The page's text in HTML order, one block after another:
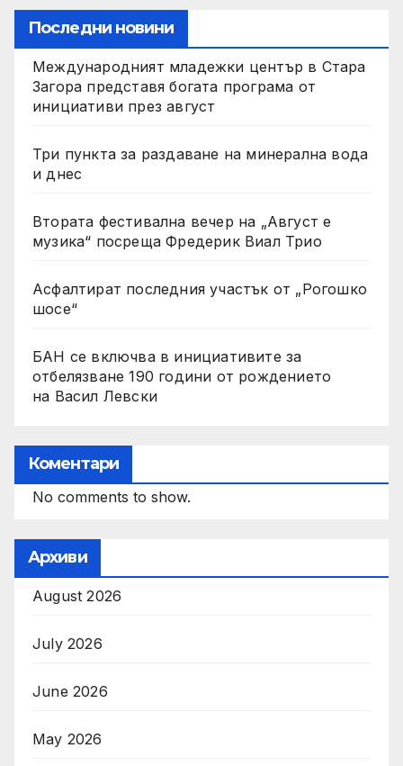
Последни новини
Международният младежки център в Стара
Загора представя богата програма от
инициативи през август
Три пункта за раздаване на минерална вода
и днес
Втората фестивална вечер на „Август е
музика“ посреща Фредерик Виал Трио
Асфалтират последния участък от „Рогошко
шосе“
БАН се включва в инициативите за
отбелязване 190 години от рождението
на Васил Левски
Коментари
No comments to show.
Архиви
August 2026
July 2026
June 2026
May 2026